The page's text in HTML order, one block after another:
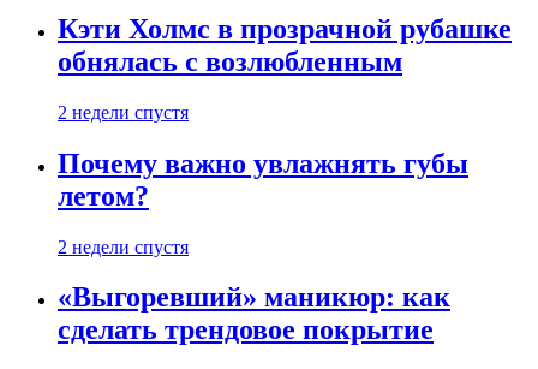
Кэти Холмс в прозрачной рубашке
обнялась с возлюбленным
2 недели спустя
Почему важно увлажнять губы
летом?
2 недели спустя
«Выгоревший» маникюр: как
сделать трендовое покрытие